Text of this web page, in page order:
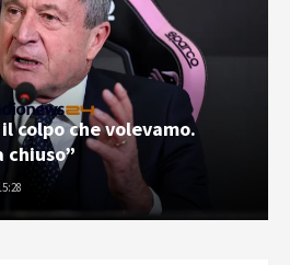
colpo che volevamo.